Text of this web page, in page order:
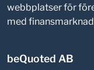
webbplatser för
med
beQuoted AB